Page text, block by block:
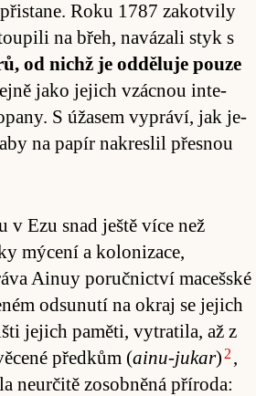
Roku 1787 za­kot­vily
na břeh, navázali styk s
od nichž je od­dě­luje pouze
jako je­jich vzácnou in­te­
S úža­sem vy­práví, jak je­
na papír na­kres­lil přesnou
Ezu snad ještě více než
mý­cení a ko­lo­niza­ce,
Ai­nuy po­ručnic­tví ma­ceš­ské
od­su­nutí na okraj se je­jich
je­jich pamě­ti, vy­tra­ti­la, až z
předkům (ainu-jukar) 2 ,
ne­u­r­čitě zo­sobněná pří­ro­da: